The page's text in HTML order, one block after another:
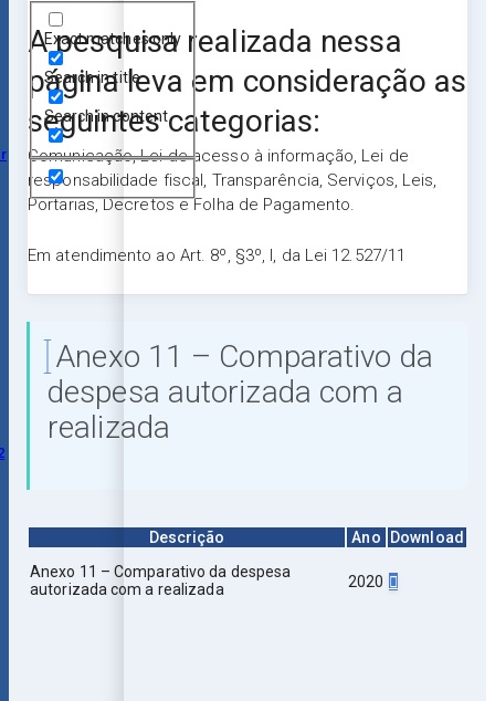
Exact matches only
Search in title
Search in content
A pesquisa realizada nessa
página leva em consideração as
seguintes categorias:
Comunicação, Lei de acesso à informação, Lei de
responsabilidade fiscal, Transparência, Serviços, Leis,
Portarias, Decretos e Folha de Pagamento.
Em atendimento ao Art. 8º, §3º, I, da Lei 12.527/11
Anexo 11 – Comparativo da
despesa autorizada com a
realizada
Descrição Ano
Download
Anexo 11 – Comparativo da despesa
autorizada com a realizada
2020